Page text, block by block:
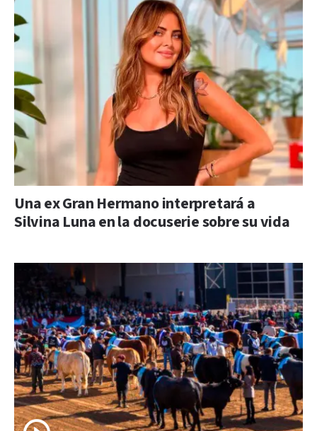
Una ex Gran Hermano interpretará a
Silvina Luna en la docuserie sobre su vida